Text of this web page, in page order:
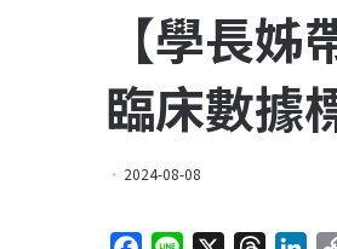
【學長
臨床數據
2024-08-08